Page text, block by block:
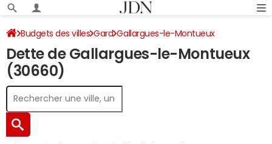
Budgets des villes Gard Gallargues-le-Montueux
Dette au 31/12/2024
Dette de Gallargues-le-Montueux
(30660)